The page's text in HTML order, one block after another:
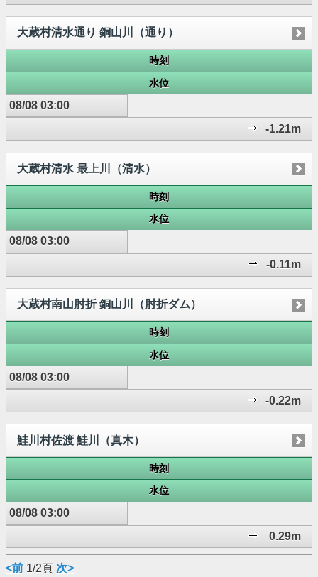
大蔵村清水通り 銅山川（通り）
時刻
水位
08/08 03:00
-1.21m
大蔵村清水 最上川（清水）
時刻
水位
08/08 03:00
-0.11m
大蔵村南山肘折 銅山川（肘折ダム）
時刻
水位
08/08 03:00
-0.22m
鮭川村佐渡 鮭川（真木）
時刻
水位
08/08 03:00
0.29m
<前 1/2頁 次>